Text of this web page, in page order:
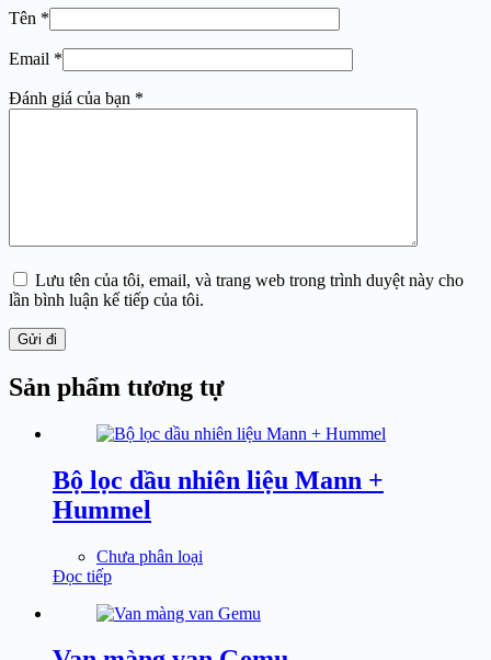
Tên *
Email *
Đánh giá của bạn *
Lưu tên của tôi, email, và trang web trong trình duyệt này cho
lần bình luận kế tiếp của tôi.
Gửi đi
Sản phẩm tương tự
Bộ lọc dầu nhiên liệu Mann +
Hummel
Chưa phân loại
Đọc tiếp